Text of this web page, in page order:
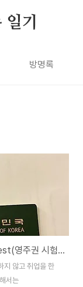
기
방명록
Einbürgerungstest(영주권 시험)를 보다.
지 않고 취업을 한
서는